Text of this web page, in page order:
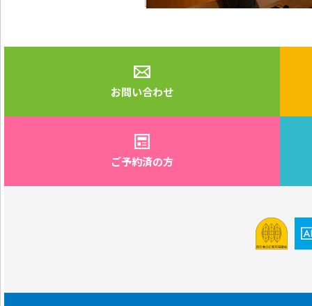
お問い合わせ
ご予約済の方